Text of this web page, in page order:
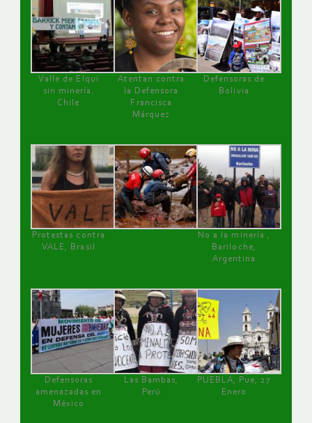
Valle de Elqui
sin minería.
Chile
Atentan contra
la Defensora
Francisca
Márquez
Defensoras de
Bolivia
Protestas contra
VALE, Brasil
No a la minería ,
Bariloche,
Argentina
Defensoras
amenazadas en
México
Las Bambas,
Perú
PUEBLA, Pue, 27
Enero